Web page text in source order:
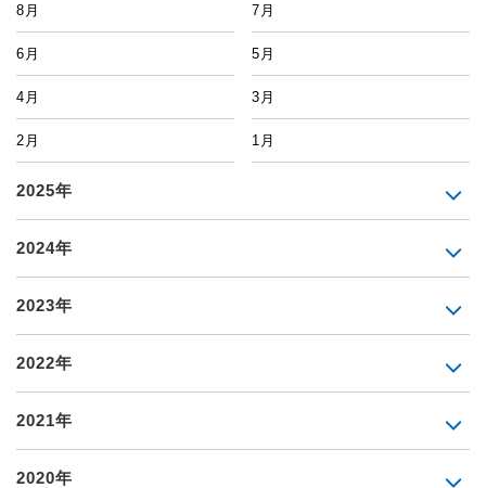
8月 7月
6月 5月
4月 3月
2月 1月
2025年
2024年
2023年
2022年
2021年
2020年